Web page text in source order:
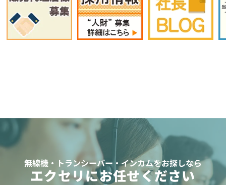
無線機・トランシーバー・インカムをお探しなら
エクセリにお任せください